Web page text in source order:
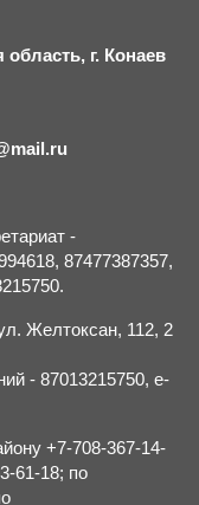
область, г. Конаев
-
87477387357,
Желтоксан, 112, 2
- 87013215750, e-
+7-708-367-14-
61-18; по